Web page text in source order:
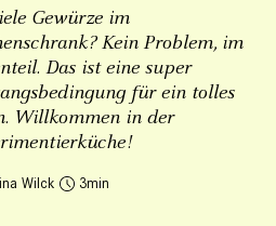
Gewürze im
Kein Problem, im
Das ist eine super
für ein tolles
Willkommen in der
Wilck 3